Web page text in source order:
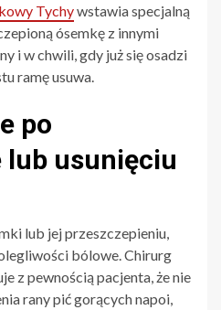
Tychywstawia specjalną
ósemkę z innymi
i w chwili, gdy już się osadzi
ramę usuwa.
po
lub usunięciu
lub jej przeszczepieniu,
bólowe. Chirurg
z pewnością pacjenta, że nie
rany pić gorących napoi,